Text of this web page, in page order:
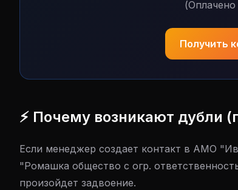
Получить
⚡ Почему возникают дубли
Если менеджер создает контакт в АМО
"Ромашка общество с огр.
произойдет задвоение.